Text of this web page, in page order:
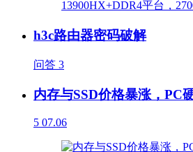
h3c路由器密码破解
问答 3
内存与SSD价格暴涨，PC
5 07.06